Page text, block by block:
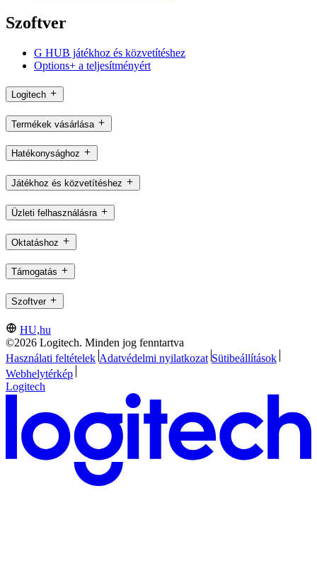
Szoftver
G HUB játékhoz és közvetítéshez
Options+ a teljesítményért
Logitech
Termékek vásárlása
Hatékonysághoz
Játékhoz és közvetítéshez
Üzleti felhasználásra
Oktatáshoz
Támogatás
Szoftver
HU,hu
©2026 Logitech. Minden jog fenntartva
Használati feltételek Adatvédelmi nyilatkozat Sütibeállítások
Webhelytérkép
Logitech